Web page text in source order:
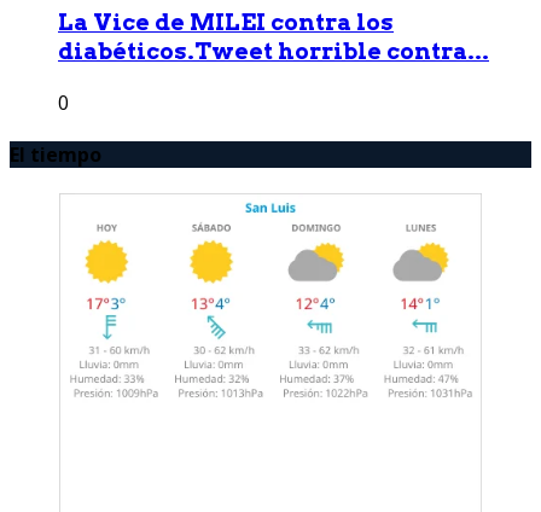
La Vice de MILEI contra los
diabéticos.Tweet horrible contra...
0
El tiempo